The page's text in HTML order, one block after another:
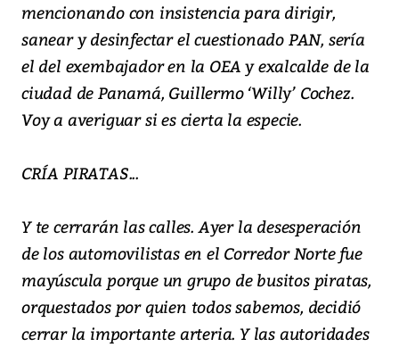
mencionando con insistencia para dirigir,
sanear y desinfectar el cuestionado PAN, sería
el del exembajador en la OEA y exalcalde de la
ciudad de Panamá, Guillermo ‘Willy’ Cochez.
Voy a averiguar si es cierta la especie.
CRÍA PIRATAS...
Y te cerrarán las calles. Ayer la desesperación
de los automovilistas en el Corredor Norte fue
mayúscula porque un grupo de busitos piratas,
orquestados por quien todos sabemos, decidió
cerrar la importante arteria. Y las autoridades